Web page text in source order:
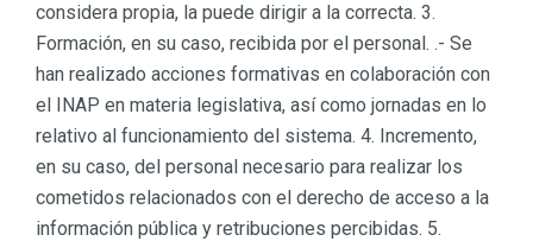
considera propia, la puede dirigir a la correcta. 3.
Formación, en su caso, recibida por el personal. .- Se
han realizado acciones formativas en colaboración con
el INAP en materia legislativa, así como jornadas en lo
relativo al funcionamiento del sistema. 4. Incremento,
en su caso, del personal necesario para realizar los
cometidos relacionados con el derecho de acceso a la
información pública y retribuciones percibidas. 5.